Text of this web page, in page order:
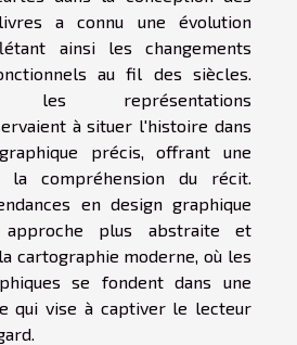
a connu une évolution
ainsi les changements
au fil des siècles.
les représentations
à situer l'histoire dans
précis, offrant une
la compréhension du récit.
en design graphique
approche plus abstraite et
cartographie moderne, où les
se fondent dans une
qui vise à captiver le lecteur